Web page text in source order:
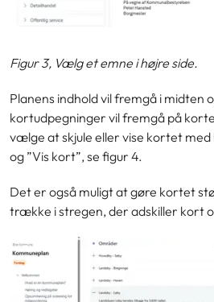
Figur 3, Vælg et emne i højre side.
Planens indhold vil fremgå i midten
kortudpegninger vil fremgå på
vælge at skjule eller vise kortet med
og ”Vis kort”, se figur 4.
Det er også muligt at gøre kortet
trække i stregen, der adskiller kort